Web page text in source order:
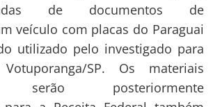
de documentos de
veículo com placas do Paraguai
utilizado pelo investigado para
SP. Os materiais
serão posteriormente